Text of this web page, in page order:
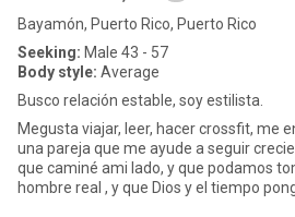
Bayamón, Puerto Rico, Puerto Rico
Seeking: Male 43 - 57
Body style: Average
Busco relación estable, soy estilista.
Megusta viajar, leer, hacer crossfit, me
una pareja que me ayude a seguir
que caminé ami lado, y que podamos
hombre real , y que Dios y el tiempo